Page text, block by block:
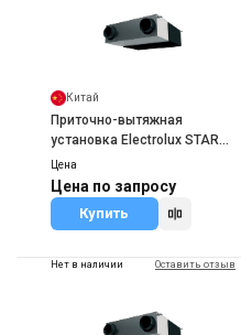
Китай
Приточно-вытяжная
установка Electrolux STAR
EPVS-200
Цена
Цена по запросу
Купить
Нет в наличии Оставить отзыв